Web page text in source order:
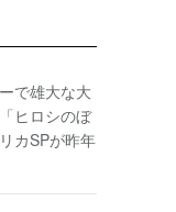
で雄大な大
ヒロシのぼ
カSPが昨年